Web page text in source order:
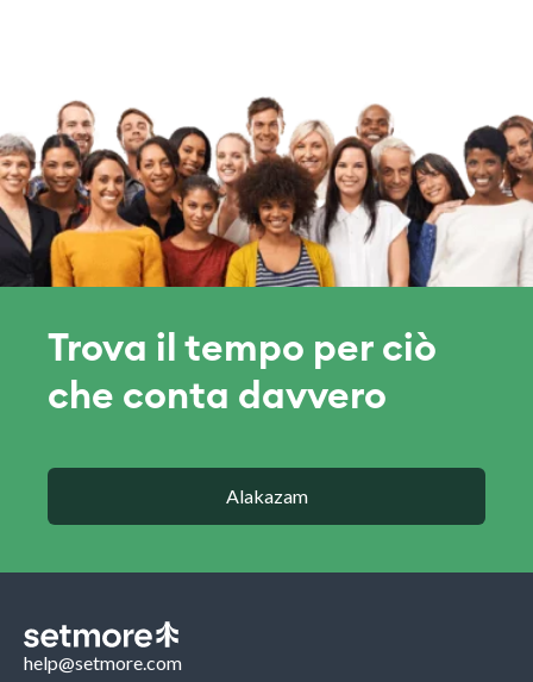
Trova il tempo per ciò
che conta davvero
Alakazam
help@setmore.com